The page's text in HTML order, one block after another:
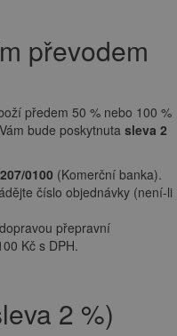
převodem
předem 50 % nebo 100 %
bude poskytnuta sleva 2
0100 (Komerční banka).
číslo objednávky (není-li
přepravní
Kč s DPH.
2 %)